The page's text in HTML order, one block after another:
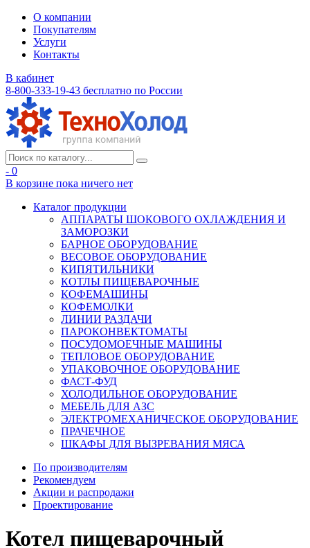
О компании
Покупателям
Услуги
Контакты
В кабинет
8-800-333-19-43 бесплатно по России
- 0
В корзине пока ничего нет
Каталог продукции
АППАРАТЫ ШОКОВОГО ОХЛАЖДЕНИЯ И
ЗАМОРОЗКИ
БАРНОЕ ОБОРУДОВАНИЕ
ВЕСОВОЕ ОБОРУДОВАНИЕ
КИПЯТИЛЬНИКИ
КОТЛЫ ПИЩЕВАРОЧНЫЕ
КОФЕМАШИНЫ
КОФЕМОЛКИ
ЛИНИИ РАЗДАЧИ
ПАРОКОНВЕКТОМАТЫ
ПОСУДОМОЕЧНЫЕ МАШИНЫ
ТЕПЛОВОЕ ОБОРУДОВАНИЕ
УПАКОВОЧНОЕ ОБОРУДОВАНИЕ
ФАСТ-ФУД
ХОЛОДИЛЬНОЕ ОБОРУДОВАНИЕ
МЕБЕЛЬ ДЛЯ АЗС
ЭЛЕКТРОМЕХАНИЧЕСКОЕ ОБОРУДОВАНИЕ
ПРАЧЕЧНОЕ
ШКАФЫ ДЛЯ ВЫЗРЕВАНИЯ МЯСА
По производителям
Рекомендуем
Акции и распродажи
Проектирование
Котел пищеварочный